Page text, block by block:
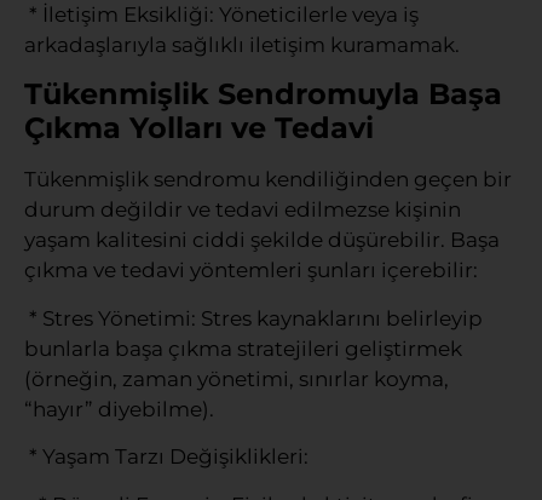
* İletişim Eksikliği: Yöneticilerle veya iş
arkadaşlarıyla sağlıklı iletişim kuramamak.
Tükenmişlik Sendromuyla Başa
Çıkma Yolları ve Tedavi
Tükenmişlik sendromu kendiliğinden geçen bir
durum değildir ve tedavi edilmezse kişinin
yaşam kalitesini ciddi şekilde düşürebilir. Başa
çıkma ve tedavi yöntemleri şunları içerebilir:
* Stres Yönetimi: Stres kaynaklarını belirleyip
bunlarla başa çıkma stratejileri geliştirmek
(örneğin, zaman yönetimi, sınırlar koyma,
“hayır” diyebilme).
* Yaşam Tarzı Değişiklikleri: